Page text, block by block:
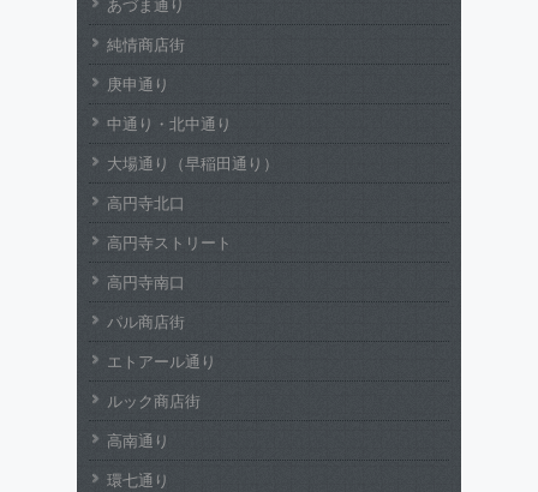
純情商店街
庚申通り
中通り・北中通り
大場通り（早稲田通り）
高円寺北口
高円寺ストリート
高円寺南口
パル商店街
エトアール通り
ルック商店街
高南通り
環七通り